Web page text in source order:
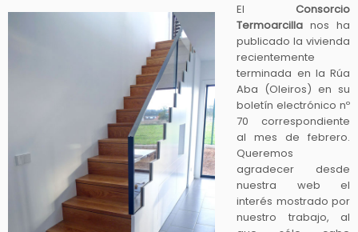
El Consorcio
Termoarcilla nos ha
publicado la vivienda
recientemente
terminada en la Rúa
Aba (Oleiros) en su
boletín electrónico nº
70 correspondiente
al mes de febrero.
Queremos
agradecer desde
nuestra web el
interés mostrado por
nuestro trabajo, al